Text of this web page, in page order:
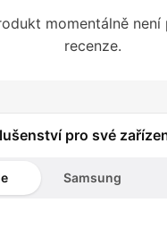
momentálně není
recenze.
pro své
Samsung